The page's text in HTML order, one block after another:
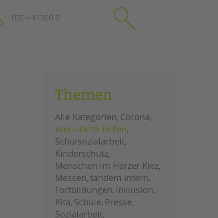
Impressum
Datenschutz
Hinweisgebersystem
Intranet
schließen
030 443360-0
SuchenThemen
Alle Kategorien Corona
Ambulante Hilfen
Schulsozialarbeit
Kinderschutz
Menschen im Harzer Kiez
Messen tandem intern
Fortbildungen Inklusion
Kita Schule Presse
Sozialarbeit